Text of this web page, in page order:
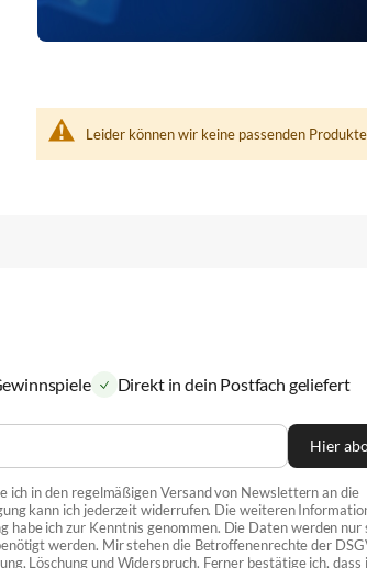
Leider können wir keine passenden
Direkt in dein Postfach geliefert
Hier
in den regelmäßigen Versand von Newslettern an die
kann ich jederzeit widerrufen. Die weiteren
ich zur Kenntnis genommen. Die Daten werden nur
werden. Mir stehen die Betroffenenrechte der
Löschung und Widerspruch. Ferner bestätige ich, dass